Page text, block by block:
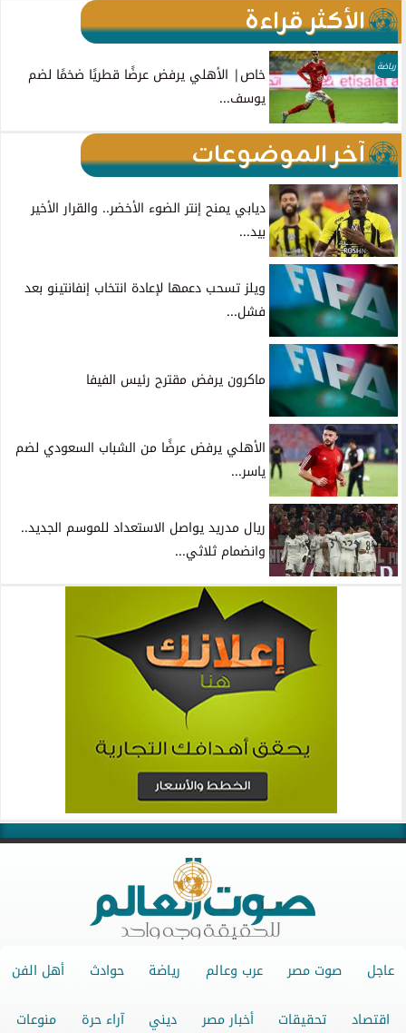
الأكثر قراءة
رياضة
خاص| الأهلي يرفض عرضًا قطريًا ضخمًا لضم
يوسف...
آخر الموضوعات
ديابي يمنح إنتر الضوء الأخضر.. والقرار الأخير
بيد...
ويلز تسحب دعمها لإعادة انتخاب إنفانتينو بعد
فشل...
ماكرون يرفض مقترح رئيس الفيفا
الأهلي يرفض عرضًا من الشباب السعودي لضم
ياسر...
ريال مدريد يواصل الاستعداد للموسم الجديد..
وانضمام ثلاثي...
عاجل صوت مصر عرب وعالم رياضة حوادث أهل الفن
اقتصاد تحقيقات أخبار مصر ديني آراء حرة منوعات